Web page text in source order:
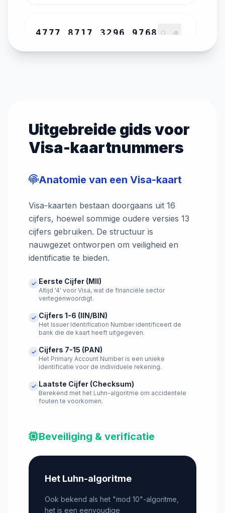
4777 8717 3296 9768
VISA CLASSIC
4345 0815 6056 1314
4905 5476 5861 3128
VERV: 06/2027CVV: 485
4507 1514 6368 2014
VERV: 03/2029CVV: 917
4164 3255 0897 2473
VERV: 09/2031 CVV: 468
Uitgebreide gids voor
Visa-kaartnummers
Anatomie van een Visa-kaart
Visa-kaarten bestaan doorgaans uit 16
cijfers, hoewel sommige oudere versies 13
cijfers gebruiken. De structuur is
nauwgezet ontworpen om veiligheid en
identificatie te bieden.
Eerste Cijfer (MII)
Altijd '4' voor Visa, wat de financiële sector
vertegenwoordigt.
Cijfers 1-6 (IIN/BIN)
Het Issuer Identification Number identificeert de
bank die de kaart heeft uitgegeven.
Cijfers 7-15 (PAN)
Het Primary Account Number is een unieke
identificatie voor de individuele rekening.
Laatste Cijfer (Checksum)
Berekend met het Luhn-algoritme om accidentele
fouten te voorkomen.
Beveiliging & verificatie
Het Luhn-algoritme
Ook bekend als het "mod 10"-algoritme,
het is een eenvoudige